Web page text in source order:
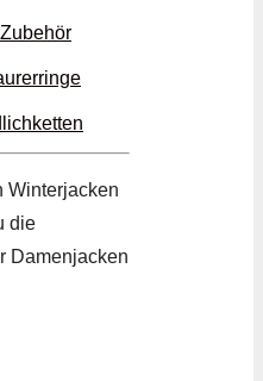
Winter­jacken
die
Damenjacken